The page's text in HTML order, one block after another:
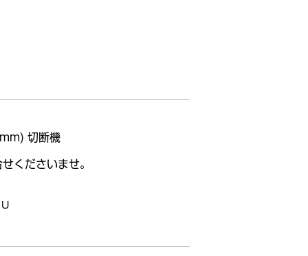
切断機
くださいませ。